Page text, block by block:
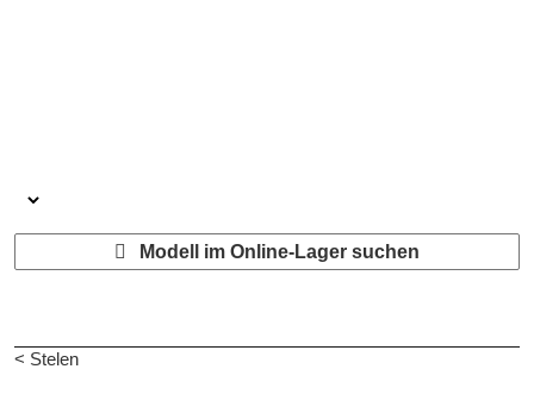
Modell im Online-Lager suchen
< Stelen